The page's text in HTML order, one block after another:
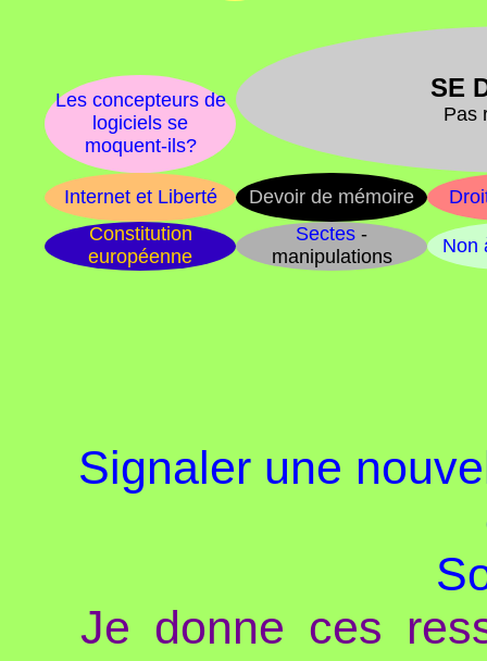
SE
Pas
Internet et Liberté
Les concepteurs de
logiciels se
moquent-ils?
Non
Sectes-
manipulations
Constitution
européenne
Devoir de mémoire
Signaler une
Je donne ces